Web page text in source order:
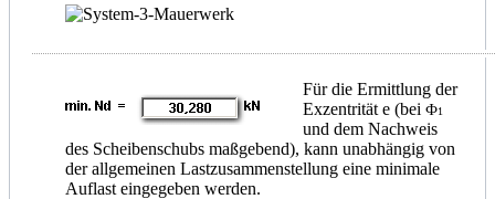
Für die Ermittlung der
Exzentrität e (bei Ф1
und dem Nachweis
des Scheibenschubs maßgebend), kann unabhängig von
der allgemeinen Lastzusammenstellung eine minimale
Auflast eingegeben werden.